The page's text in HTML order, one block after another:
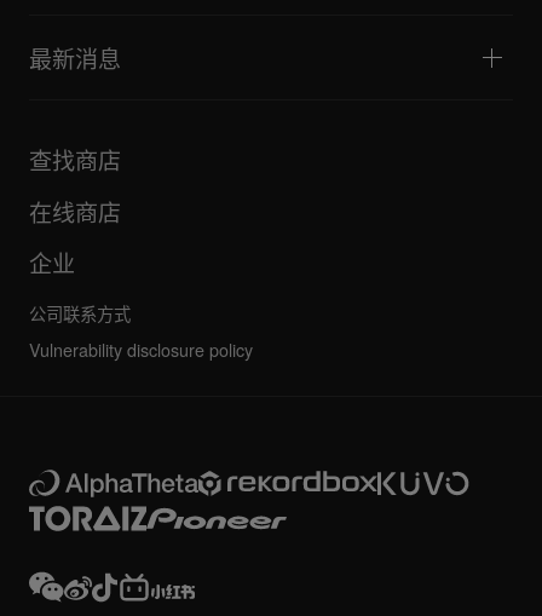
探索 Support Gateway
下载（固件、驱动程序等）
FAQ
社区论坛
维护、维修、保修
最新消息
公司
其他
全部新闻
查找商店
在线商店
企业
公司联系方式
Vulnerability disclosure policy